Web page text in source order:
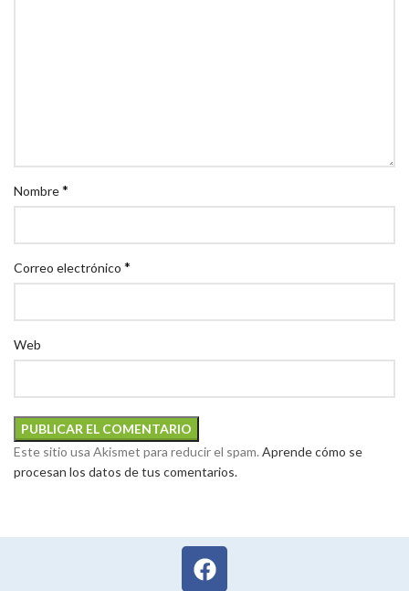
Nombre*
Correo electrónico *
Web
Este sitio usa Akismet para reducir el spam. Aprende cómo se
procesan los datos de tus comentarios.